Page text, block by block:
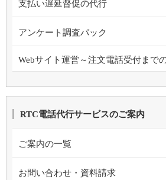
支払い遅延督促の代行
アンケート調査パック
Webサイト運営～注文電話受付まで
RTC電話代行サービスのご案内
ご案内の一覧
お問い合わせ・資料請求